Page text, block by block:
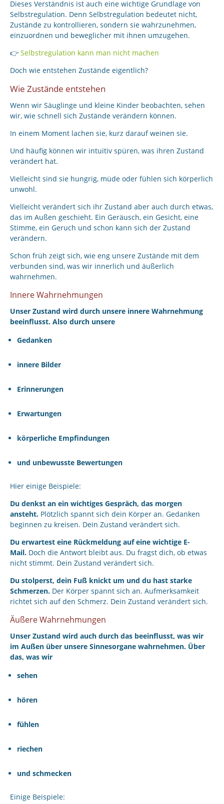
Dieses Verständnis ist auch eine wichtige Grundlage von
Selbstregulation. Denn Selbstregulation bedeutet nicht,
Zustände zu kontrollieren, sondern sie wahrzunehmen,
einzuordnen und beweglicher mit ihnen umzugehen.
👉 Selbstregulation kann man nicht machen
Doch wie entstehen Zustände eigentlich?
Wie Zustände entstehen
Wenn wir Säuglinge und kleine Kinder beobachten, sehen
wir, wie schnell sich Zustände verändern können.
In einem Moment lachen sie, kurz darauf weinen sie.
Und häufig können wir intuitiv spüren, was ihren Zustand
verändert hat.
Vielleicht sind sie hungrig, müde oder fühlen sich körperlich
unwohl.
Vielleicht verändert sich ihr Zustand aber auch durch etwas,
das im Außen geschieht. Ein Geräusch, ein Gesicht, eine
Stimme, ein Geruch und schon kann sich der Zustand
verändern.
Schon früh zeigt sich, wie eng unsere Zustände mit dem
verbunden sind, was wir innerlich und äußerlich
wahrnehmen.
Innere Wahrnehmungen
Unser Zustand wird durch unsere innere Wahrnehmung
beeinflusst. Also durch unsere
Gedanken
innere Bilder
Erinnerungen
Erwartungen
körperliche Empfindungen
und unbewusste Bewertungen
Hier einige Beispiele:
Du denkst an ein wichtiges Gespräch, das morgen
ansteht. Plötzlich spannt sich dein Körper an. Gedanken
beginnen zu kreisen. Dein Zustand verändert sich.
Du erwartest eine Rückmeldung auf eine wichtige E-
Mail. Doch die Antwort bleibt aus. Du fragst dich, ob etwas
nicht stimmt. Dein Zustand verändert sich.
Du stolperst, dein Fuß knickt um und du hast starke
Schmerzen. Der Körper spannt sich an. Aufmerksamkeit
richtet sich auf den Schmerz. Dein Zustand verändert sich.
Äußere Wahrnehmungen
Unser Zustand wird auch durch das beeinflusst, was wir
im Außen über unsere Sinnesorgane wahrnehmen. Über
das, was wir
sehen
hören
fühlen
riechen
und schmecken
Einige Beispiele: